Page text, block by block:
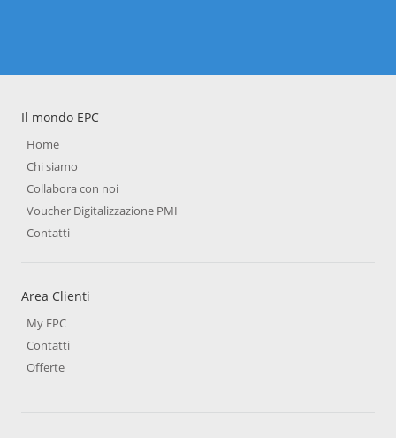
Il mondo EPC
Home
Chi siamo
Collabora con noi
Voucher Digitalizzazione PMI
Contatti
Area Clienti
My EPC
Contatti
Offerte